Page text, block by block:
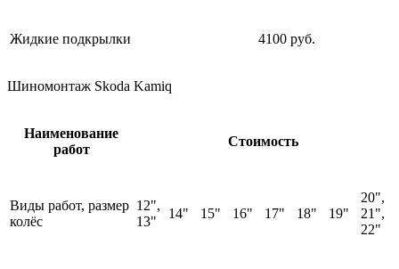
Жидкие подкрылки 4100 руб.
Шиномонтаж Skoda Kamiq
Наименование
работ
Стоимость
Виды работ, размер
колёс
12",
13"
14" 15" 16" 17" 18" 19"
20",
21",
22"